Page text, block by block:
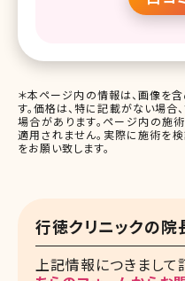
＊本ページ内の情報は、画像を
す。価格は、特に記載がない場合
場合があります。ページ内の施
適用されません。実際に施術を
をお願い致します。
行徳クリニックの
上記情報につきまして